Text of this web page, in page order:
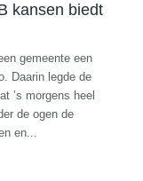
kansen biedt
gemeente een
Daarin legde de
’s morgens heel
de ogen de
en...